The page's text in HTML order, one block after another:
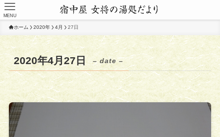
MENU
ホーム 2020年 4月 27日
2020年4月27日 – date –